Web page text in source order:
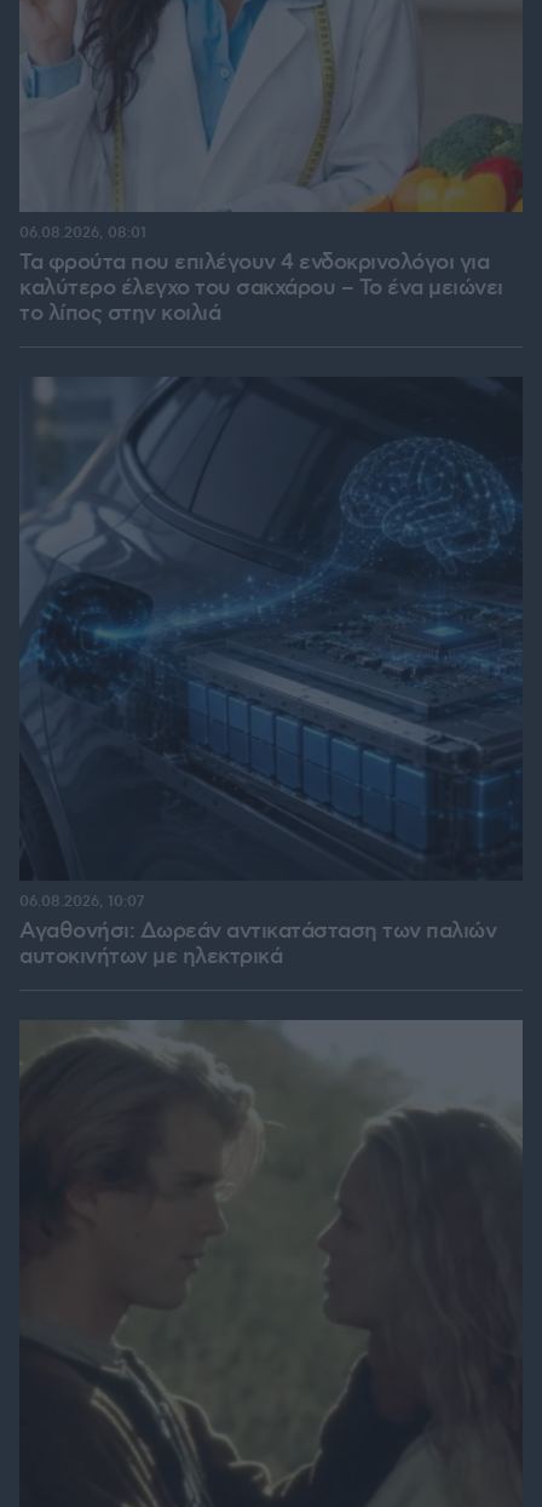
Τα φρούτα που επιλέγουν 4 ενδοκρινολόγοι για
καλύτερο έλεγχο του σακχάρου – Το ένα μειώνει
το λίπος στην κοιλιά
06.08.2026, 08:01
Αγαθονήσι: Δωρεάν αντικατάσταση των παλιών
αυτοκινήτων με ηλεκτρικά
06.08.2026, 10:07